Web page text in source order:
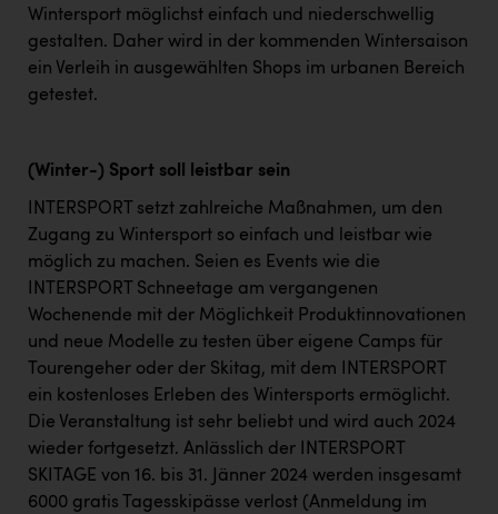
Wintersport möglichst einfach und niederschwellig
gestalten. Daher wird in der kommenden Wintersaison
ein Verleih in ausgewählten Shops im urbanen Bereich
getestet.
(Winter-) Sport soll leistbar sein
INTERSPORT setzt zahlreiche Maßnahmen, um den
Zugang zu Wintersport so einfach und leistbar wie
möglich zu machen. Seien es Events wie die
INTERSPORT Schneetage am vergangenen
Wochenende mit der Möglichkeit Produktinnovationen
und neue Modelle zu testen über eigene Camps für
Tourengeher oder der Skitag, mit dem INTERSPORT
ein kostenloses Erleben des Wintersports ermöglicht.
Die Veranstaltung ist sehr beliebt und wird auch 2024
wieder fortgesetzt. Anlässlich der INTERSPORT
SKITAGE von 16. bis 31. Jänner 2024 werden insgesamt
6000 gratis Tagesskipässe verlost (Anmeldung im